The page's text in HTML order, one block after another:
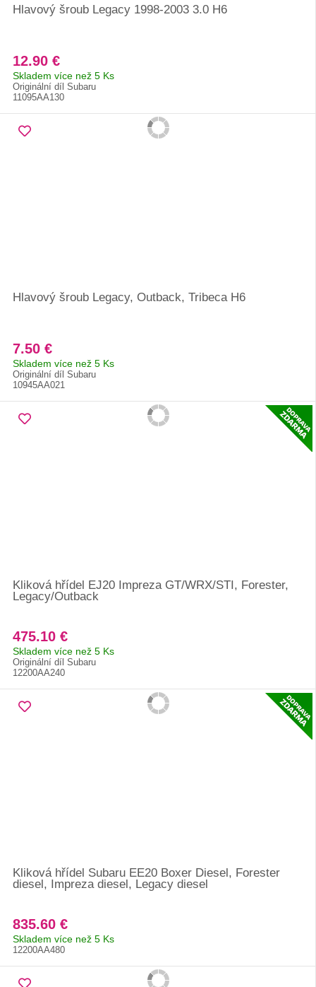
Hlavový šroub Legacy 1998-2003 3.0 H6
12.90 €
Skladem více než 5 Ks
Originální díl Subaru
11095AA130
Hlavový šroub Legacy, Outback, Tribeca H6
7.50 €
Skladem více než 5 Ks
Originální díl Subaru
10945AA021
Kliková hřídel EJ20 Impreza GT/WRX/STI, Forester,
Legacy/Outback
475.10 €
Skladem více než 5 Ks
Originální díl Subaru
12200AA240
Kliková hřídel Subaru EE20 Boxer Diesel, Forester
diesel, Impreza diesel, Legacy diesel
835.60 €
Skladem více než 5 Ks
12200AA480